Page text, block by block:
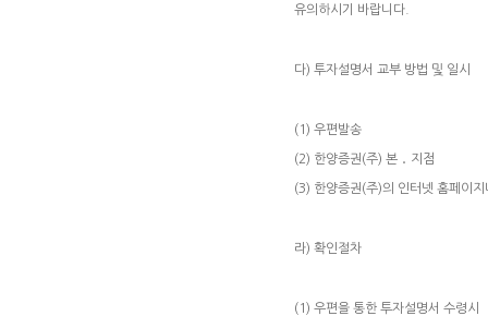
유의하시기 바랍니다.
다) 투자설명서 교부 방법 및 일시
(1) 우편발송
(2) 한양증권(주) 본 ․ 지점
(3) 한양증권(주)의 인터넷 홈페이
라) 확인절차
(1) 우편을 통한 투자설명서 수령시